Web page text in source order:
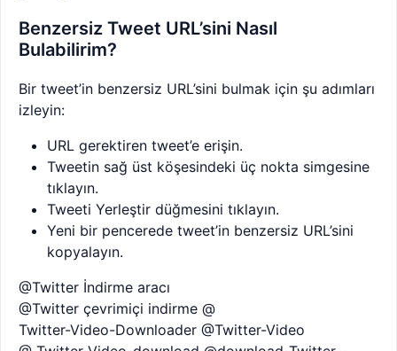
Benzersiz Tweet URL’sini Nasıl
Bulabilirim?
Bir tweet’in benzersiz URL’sini bulmak için şu adımları
izleyin:
URL gerektiren tweet’e erişin.
Tweetin sağ üst köşesindeki üç nokta simgesine
tıklayın.
Tweeti Yerleştir düğmesini tıklayın.
Yeni bir pencerede tweet’in benzersiz URL’sini
kopyalayın.
@Twitter İndirme aracı
@Twitter çevrimiçi indirme @
Twitter-Video-Downloader @Twitter-Video